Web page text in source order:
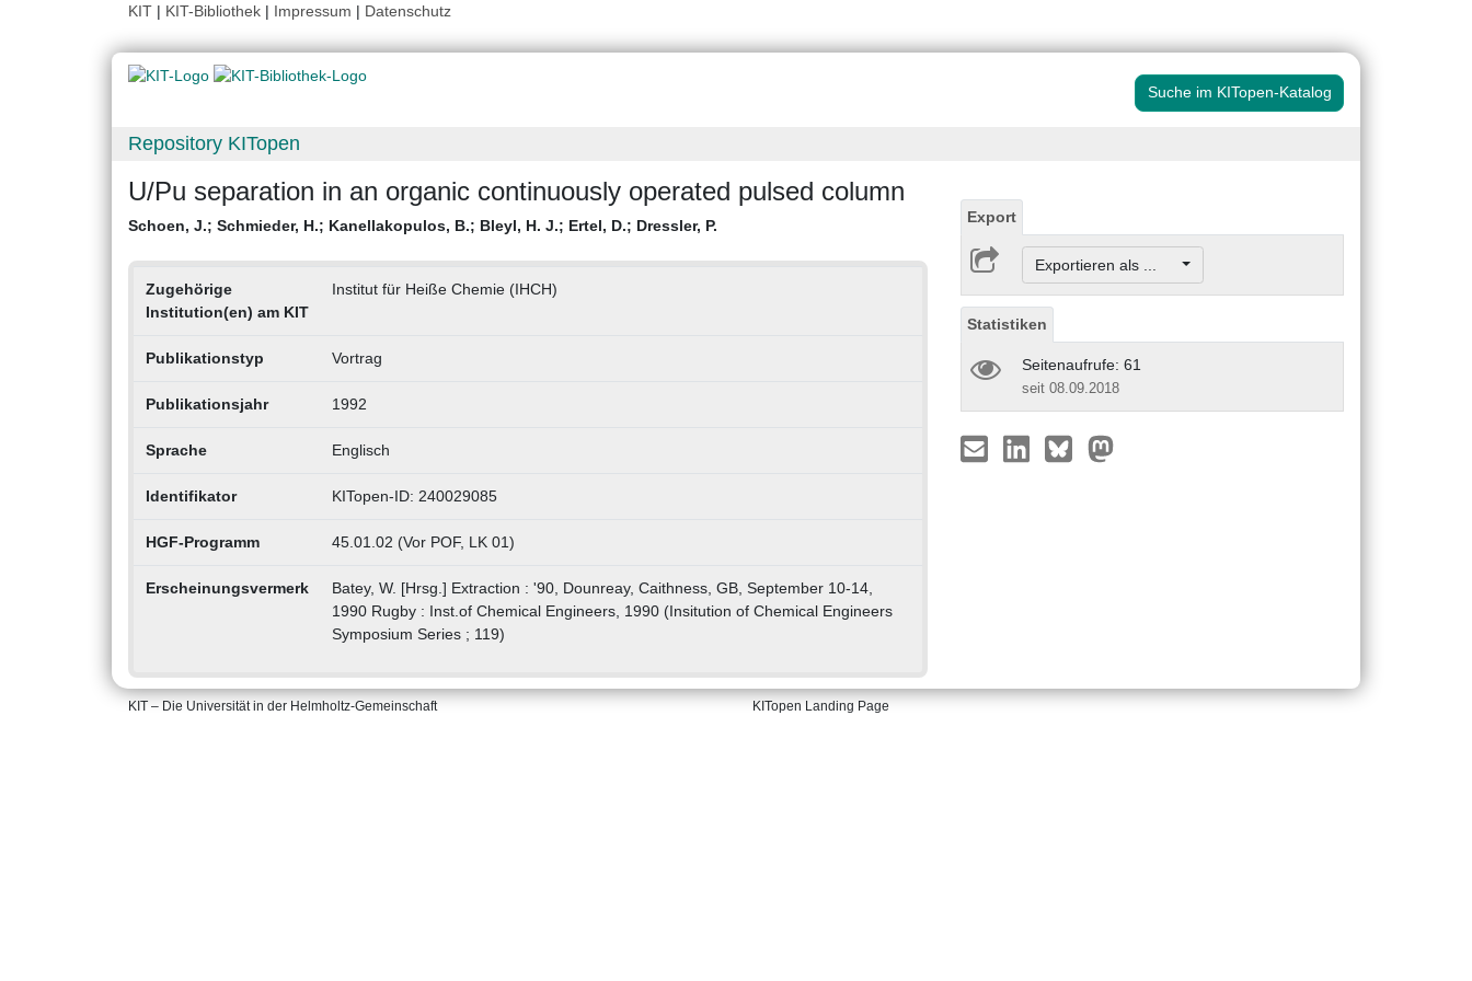
KIT | KIT-Bibliothek | Impressum | Datenschutz
Suche im KITopen-Katalog
Repository KITopen
U/Pu separation in an organic continuously operated pulsed column
Schoen, J.; Schmieder, H.; Kanellakopulos, B.; Bleyl, H. J.; Ertel, D.; Dressler, P.
Zugehörige
Institution(en) am KIT
Institut für Heiße Chemie (IHCH)
Publikationstyp Vortrag
Publikationsjahr 1992
Sprache Englisch
Identifikator KITopen-ID: 240029085
HGF-Programm 45.01.02 (Vor POF, LK 01)
Erscheinungsvermerk
Batey, W. [Hrsg.] Extraction : '90, Dounreay, Caithness, GB, September 10-14,
1990 Rugby : Inst.of Chemical Engineers, 1990 (Insitution of Chemical Engineers
Symposium Series ; 119)
Export
Exportieren als ...
Statistiken
Seitenaufrufe: 61
seit 08.09.2018
KIT – Die Universität in der Helmholtz-Gemeinschaft KITopen Landing Page